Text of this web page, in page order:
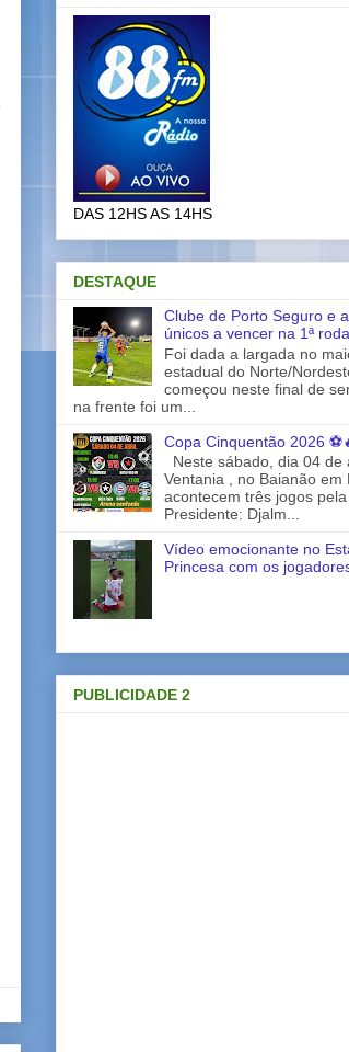
DAS 12HS AS 14HS
DESTAQUE
Clube de Porto Seguro e
únicos a vencer na 1ª
Foi dada a largada no
estadual do Norte/
começou neste final de
na frente foi um...
Copa Cinquentão 2026
Neste sábado, dia 04 de
Ventania , no Baianão em
acontecem três jogos
Presidente: Djalm...
Vídeo emocionante no
Princesa com os
PUBLICIDADE 2